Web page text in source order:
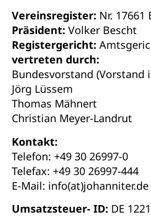
Vereinsregister: Nr. 17661
Präsident: Volker Bescht
Registergericht:
vertreten durch:
Bundesvorstand (Vorstand
Jörg Lüssem
Thomas Mähnert
Christian Meyer-Landrut
Kontakt:
Telefon: +49 30 26997-0
Telefax: +49 30 26997-444
E-Mail: info(at)johanniter.de
Umsatzsteuer- ID: DE